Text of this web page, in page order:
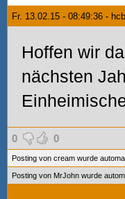
Fr. 13.02.15 - 08:49:36 - hcb
Hoffen wir
nächsten
0 0
Posting von cream wurde
Posting von MrJohn wurde